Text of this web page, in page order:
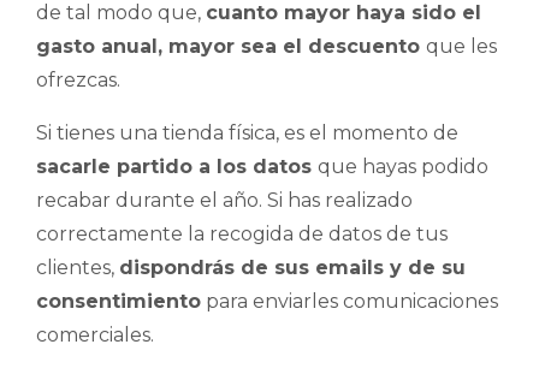
de tal modo que, cuanto mayor haya sido el
gasto anual, mayor sea el descuento que les
ofrezcas.
Si tienes una tienda física, es el momento de
sacarle partido a los datos que hayas podido
recabar durante el año. Si has realizado
correctamente la recogida de datos de tus
clientes, dispondrás de sus emails y de su
consentimiento para enviarles comunicaciones
comerciales.